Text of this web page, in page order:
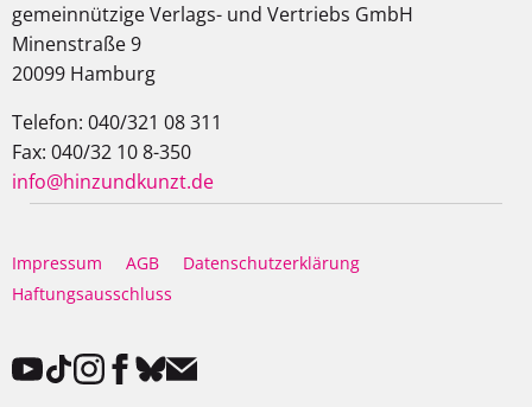
gemeinnützige Verlags- und Vertriebs GmbH
Minenstraße 9
20099 Hamburg
Telefon: 040/321 08 311
Fax: 040/32 10 8-350
info@hinzundkunzt.de
Impressum AGB
Datenschutzerklärung
Haftungsausschluss